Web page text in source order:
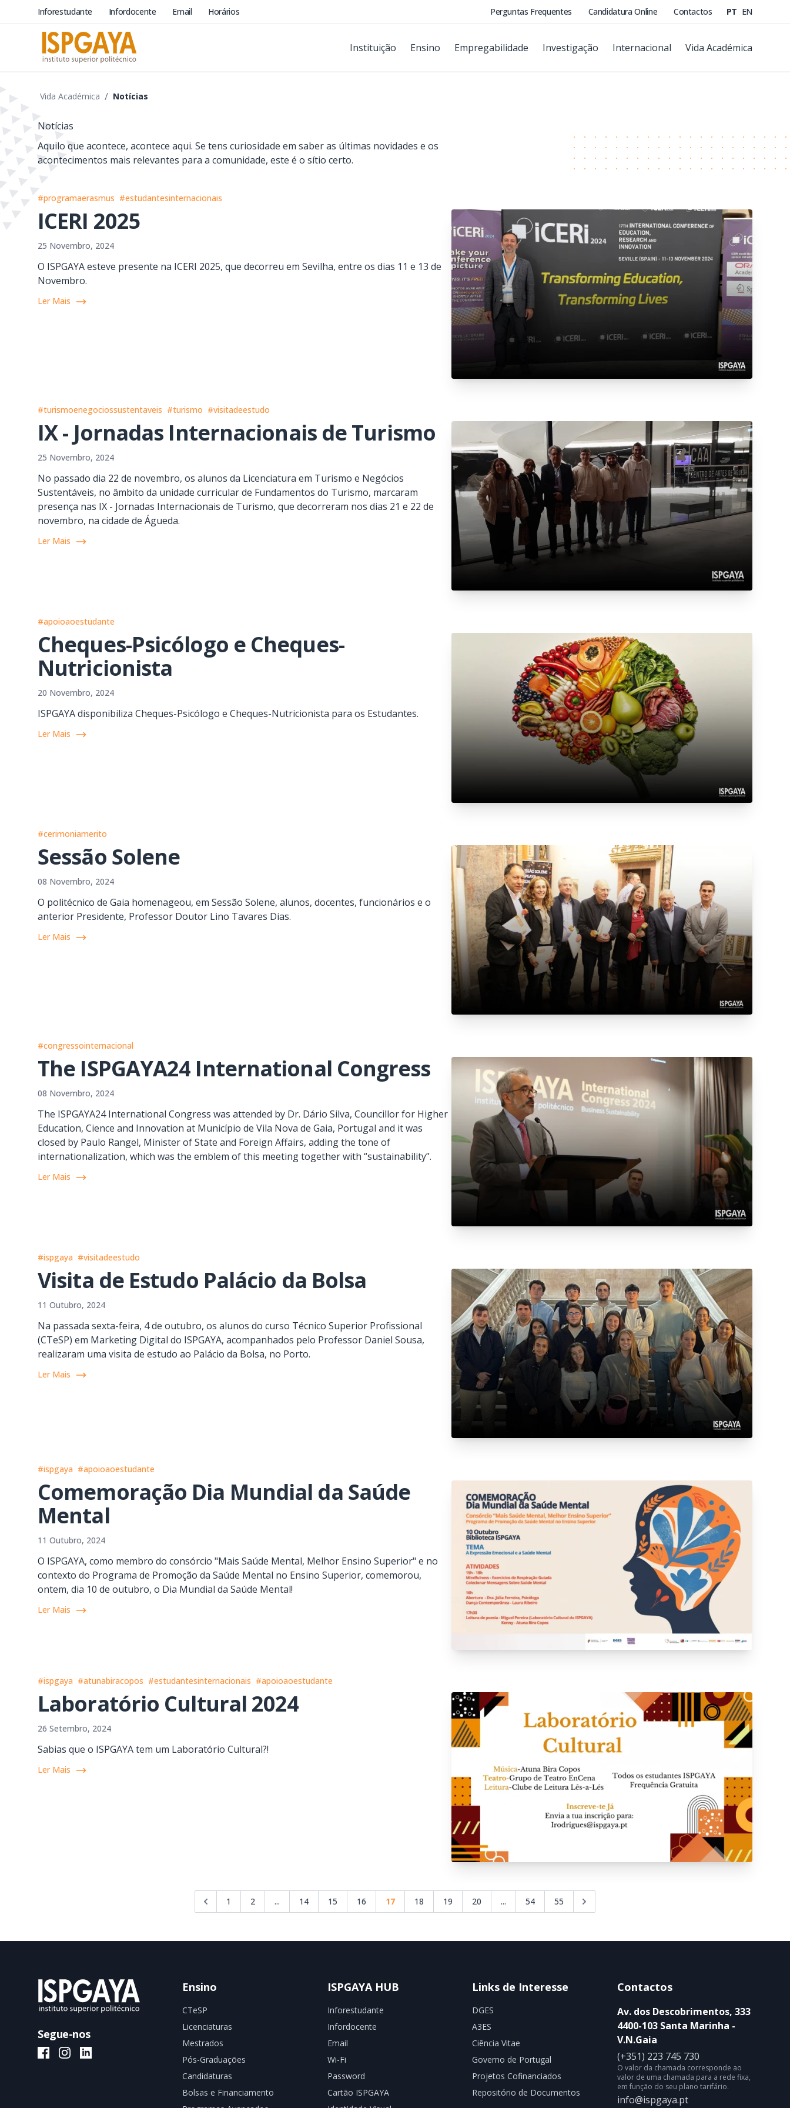
Inforestudante Infordocente Email Horários Perguntas Frequentes Candidatura Online Contactos PT EN
Instituição Ensino Empregabilidade Investigação Internacional Vida Académica
Vida Académica / Notícias
Notícias
Aquilo que acontece, acontece aqui. Se tens curiosidade em saber as últimas novidades e os
acontecimentos mais relevantes para a comunidade, este é o sítio certo.
#programaerasmus #estudantesinternacionais
ICERI 2025
25 Novembro, 2024
O ISPGAYA esteve presente na ICERI 2025, que decorreu em Sevilha, entre os dias 11 e 13 de
Novembro.
Ler Mais
#turismoenegociossustentaveis #turismo #visitadeestudo
IX - Jornadas Internacionais de Turismo
25 Novembro, 2024
No passado dia 22 de novembro, os alunos da Licenciatura em Turismo e Negócios
Sustentáveis, no âmbito da unidade curricular de Fundamentos do Turismo, marcaram
presença nas IX - Jornadas Internacionais de Turismo, que decorreram nos dias 21 e 22 de
novembro, na cidade de Águeda.
Ler Mais
#apoioaoestudante
Cheques-Psicólogo e Cheques-
Nutricionista
20 Novembro, 2024
ISPGAYA disponibiliza Cheques-Psicólogo e Cheques-Nutricionista para os Estudantes.
Ler Mais
#cerimoniamerito
Sessão Solene
08 Novembro, 2024
O politécnico de Gaia homenageou, em Sessão Solene, alunos, docentes, funcionários e o
anterior Presidente, Professor Doutor Lino Tavares Dias.
Ler Mais
#congressointernacional
The ISPGAYA24 International Congress
08 Novembro, 2024
The ISPGAYA24 International Congress was attended by Dr. Dário Silva, Councillor for Higher
Education, Cience and Innovation at Município de Vila Nova de Gaia, Portugal and it was
closed by Paulo Rangel, Minister of State and Foreign Affairs, adding the tone of
internationalization, which was the emblem of this meeting together with “sustainability”.
Ler Mais
#ispgaya #visitadeestudo
Visita de Estudo Palácio da Bolsa
11 Outubro, 2024
Na passada sexta-feira, 4 de outubro, os alunos do curso Técnico Superior Profissional
(CTeSP) em Marketing Digital do ISPGAYA, acompanhados pelo Professor Daniel Sousa,
realizaram uma visita de estudo ao Palácio da Bolsa, no Porto.
Ler Mais
#ispgaya #apoioaoestudante
Comemoração Dia Mundial da Saúde
Mental
11 Outubro, 2024
O ISPGAYA, como membro do consórcio "Mais Saúde Mental, Melhor Ensino Superior" e no
contexto do Programa de Promoção da Saúde Mental no Ensino Superior, comemorou,
ontem, dia 10 de outubro, o Dia Mundial da Saúde Mental!
Ler Mais
#ispgaya #atunabiracopos #estudantesinternacionais #apoioaoestudante
Laboratório Cultural 2024
26 Setembro, 2024
Sabias que o ISPGAYA tem um Laboratório Cultural?!
Ler Mais
1 2 ... 14 15 16 17 18 19 20 ... 54 55
Segue-nos
ISPGAYA Facebook
ISPGAYA Instagram
ISPGAYA LinkedIn
Ensino
CTeSP
Licenciaturas
Mestrados
Pós-Graduações
Candidaturas
Bolsas e Financiamento
ISPGAYA HUB
Inforestudante
Infordocente
Email
Wi-Fi
Password
Cartão ISPGAYA
Links de Interesse
DGES
A3ES
Ciência Vitae
Governo de Portugal
Projetos Cofinanciados
Repositório de Documentos
Contactos
Av. dos Descobrimentos, 333
4400-103 Santa Marinha -
V.N.Gaia
(+351) 223 745 730
O valor da chamada corresponde ao
valor de uma chamada para a rede fixa,
em função do seu plano tarifário.
info@ispgaya.pt